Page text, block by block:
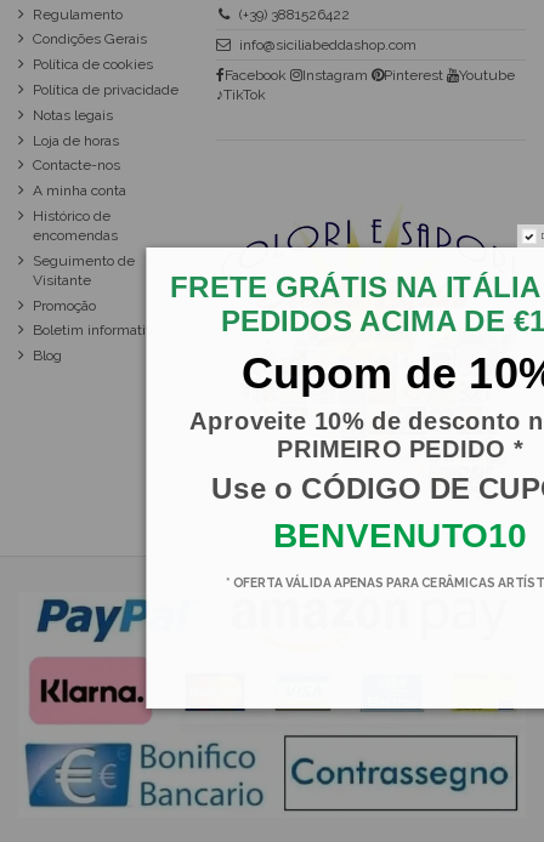
Regulamento
Condições Gerais
Política de cookies
Política de privacidade
Notas legais
Loja de horas
Contacte-nos
A minha conta
Histórico de
encomendas
Seguimento de
Visitante
Promoção
Boletim informativo
Blog
(+39) 3881526422
info@siciliabeddashop.com
Facebook
Instagram Pinterest
Youtube
♪TikTok
FRETE GRÁTIS NA
PEDIDOS ACIMA DE
Cupom de
Aproveite 10% de desconto
PRIMEIRO PEDIDO *
Use o CÓDIGO DE
BENVENUTO10
* OFERTA VÁLIDA APENAS PARA CERÂMICAS